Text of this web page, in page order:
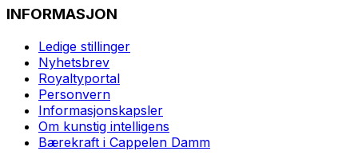
INFORMASJON
Ledige stillinger
Nyhetsbrev
Royaltyportal
Personvern
Informasjonskapsler
Om kunstig intelligens
Bærekraft i Cappelen Damm